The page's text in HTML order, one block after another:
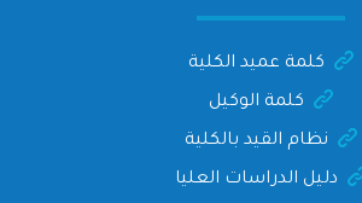
كلمة عميد الكلية
كلمة الوكيل
نظام القيد بالكلية
دليل الدراسات العليا